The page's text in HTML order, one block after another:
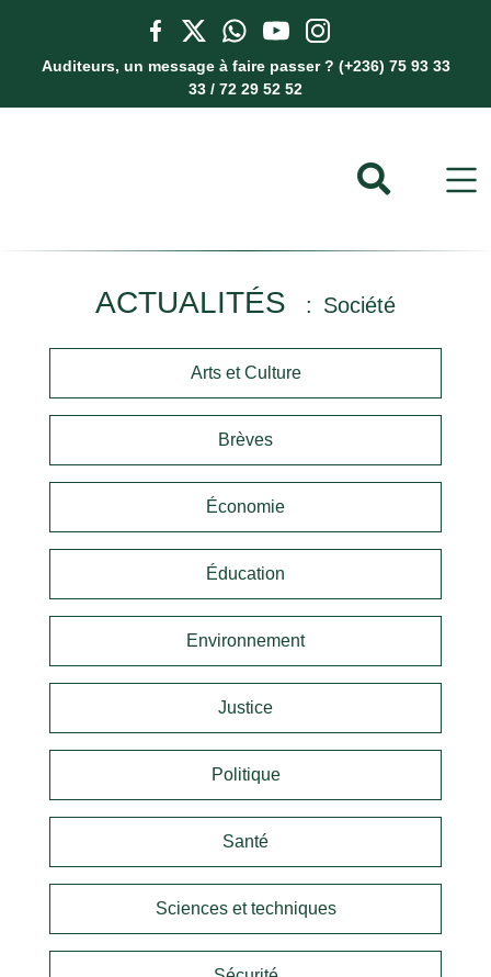
Auditeurs, un message à faire passer ? (+236) 75 93 33
33 / 72 29 52 52
ACTUALITÉS Société
Arts et Culture
Brèves
Économie
Éducation
Environnement
Justice
Politique
Santé
Sciences et techniques